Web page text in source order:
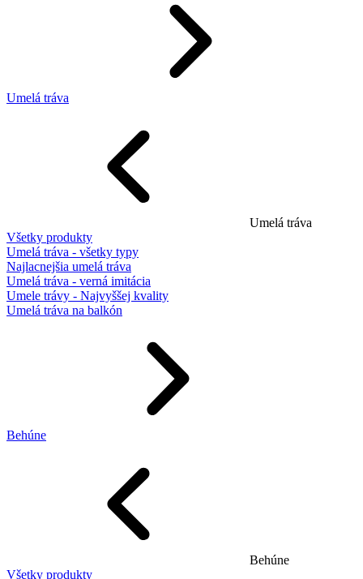
Umelá tráva
Umelá tráva
Všetky produkty
Umelá tráva - všetky typy
Najlacnejšia umelá tráva
Umelá tráva - verná imitácia
Umele trávy - Najvyššej kvality
Umelá tráva na balkón
Behúne
Behúne
Všetky produkty